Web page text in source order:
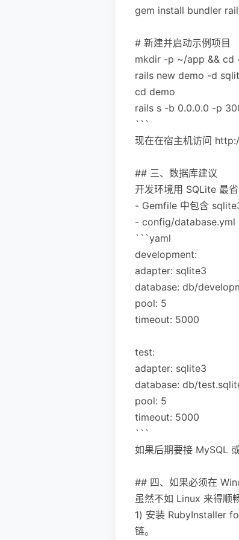
gem install bundler
# 新建并启动示例项目
mkdir -p ~/app && cd
rails new demo -d
cd demo
rails s -b 0.0.0.0 -p
```
现在在宿主机访问
## 三、数据库建议
开发环境用 SQLite 最
- Gemfile 中包含 sqlite3
- config/database.yml
```yaml
development:
adapter: sqlite3
database: db/
pool: 5
timeout: 5000
test:
adapter: sqlite3
database: db/
pool: 5
timeout: 5000
```
如果后期要接 MySQL
## 四、如果必须在
虽然不如 Linux 来得顺
1) 安装 RubyInstaller
链。